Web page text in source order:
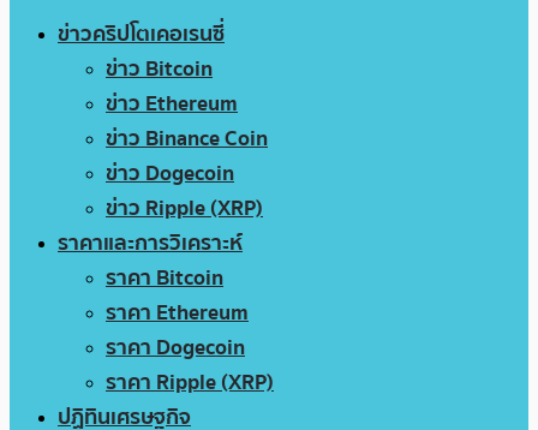
ข่าวคริปโตเคอเรนซี่
ข่าว Bitcoin
ข่าว Ethereum
ข่าว Binance Coin
ข่าว Dogecoin
ข่าว Ripple (XRP)
ราคาและการวิเคราะห์
ราคา Bitcoin
ราคา Ethereum
ราคา Dogecoin
ราคา Ripple (XRP)
ปฏิทินเศรษฐกิจ